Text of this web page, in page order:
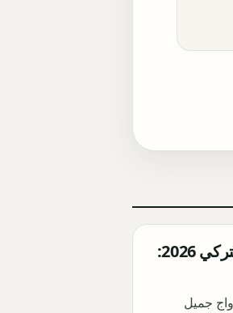
أبطال مسلسل الزواج جميل التركي 2026:
جميل